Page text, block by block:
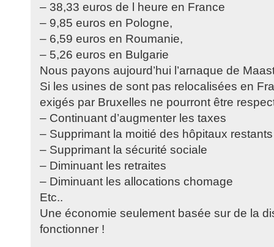
– 38,33 euros de l heure en France
– 9,85 euros en Pologne,
– 6,59 euros en Roumanie,
– 5,26 euros en Bulgarie
Nous payons aujourd’hui l’arnaque de
Si les usines de sont pas relocalisées en
exigés par Bruxelles ne pourront être
– Continuant d’augmenter les taxes
– Supprimant la moitié des hôpitaux restants
– Supprimant la sécurité sociale
– Diminuant les retraites
– Diminuant les allocations chomage
Etc..
Une économie seulement basée sur de la
fonctionner !